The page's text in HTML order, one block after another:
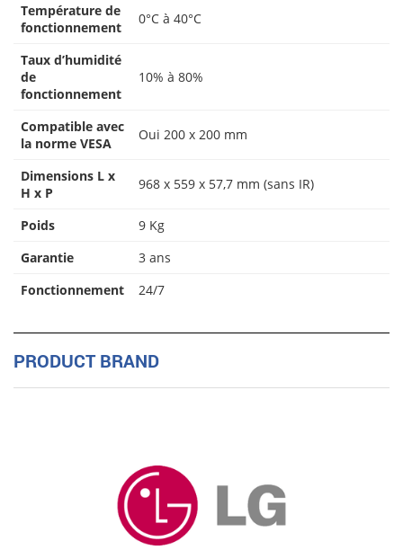
Température de
fonctionnement
0°C à 40°C
Taux d’humidité
de
fonctionnement
10% à 80%
Compatible avec
la norme VESA
Oui 200 x 200 mm
Dimensions L x
H x P
968 x 559 x 57,7 mm (sans IR)
Poids
9 Kg
Garantie
3 ans
Fonctionnement
24/7
PRODUCT BRAND